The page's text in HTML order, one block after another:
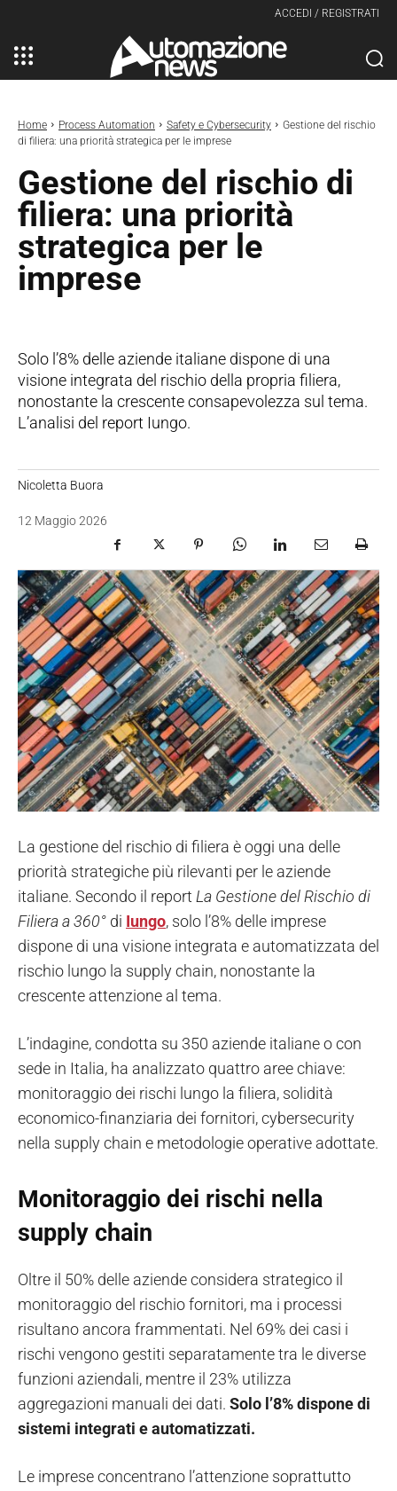
ACCEDI / REGISTRATI
Home Process Automation Safety e Cybersecurity
Gestione del rischio
di filiera: una priorità strategica per le imprese
Gestione del rischio di
filiera: una priorità
strategica per le
imprese
Solo l’8% delle aziende italiane dispone di una
visione integrata del rischio della propria filiera,
nonostante la crescente consapevolezza sul tema.
L’analisi del report Iungo.
Nicoletta Buora
12 Maggio 2026
La gestione del rischio di filiera è oggi una delle
priorità strategiche più rilevanti per le aziende
italiane. Secondo il reportLa Gestione del Rischio di
Filiera a 360° di Iungo, solo l’8% delle imprese
dispone di una visione integrata e automatizzata del
rischio lungo la supply chain, nonostante la
crescente attenzione al tema.
L’indagine, condotta su 350 aziende italiane o con
sede in Italia, ha analizzato quattro aree chiave:
monitoraggio dei rischi lungo la filiera, solidità
economico-finanziaria dei fornitori, cybersecurity
nella supply chain e metodologie operative adottate.
Monitoraggio dei rischi nella
supply chain
Oltre il 50% delle aziende considera strategico il
monitoraggio del rischio fornitori, ma i processi
risultano ancora frammentati. Nel 69% dei casi i
rischi vengono gestiti separatamente tra le diverse
funzioni aziendali, mentre il 23% utilizza
aggregazioni manuali dei dati. Solo l’8% dispone di
sistemi integrati e automatizzati.
Le imprese concentrano l’attenzione soprattutto